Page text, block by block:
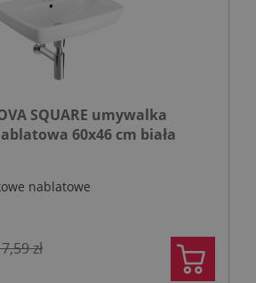
SQUARE umywalka
60x46 cm biała
nablatowe
zł